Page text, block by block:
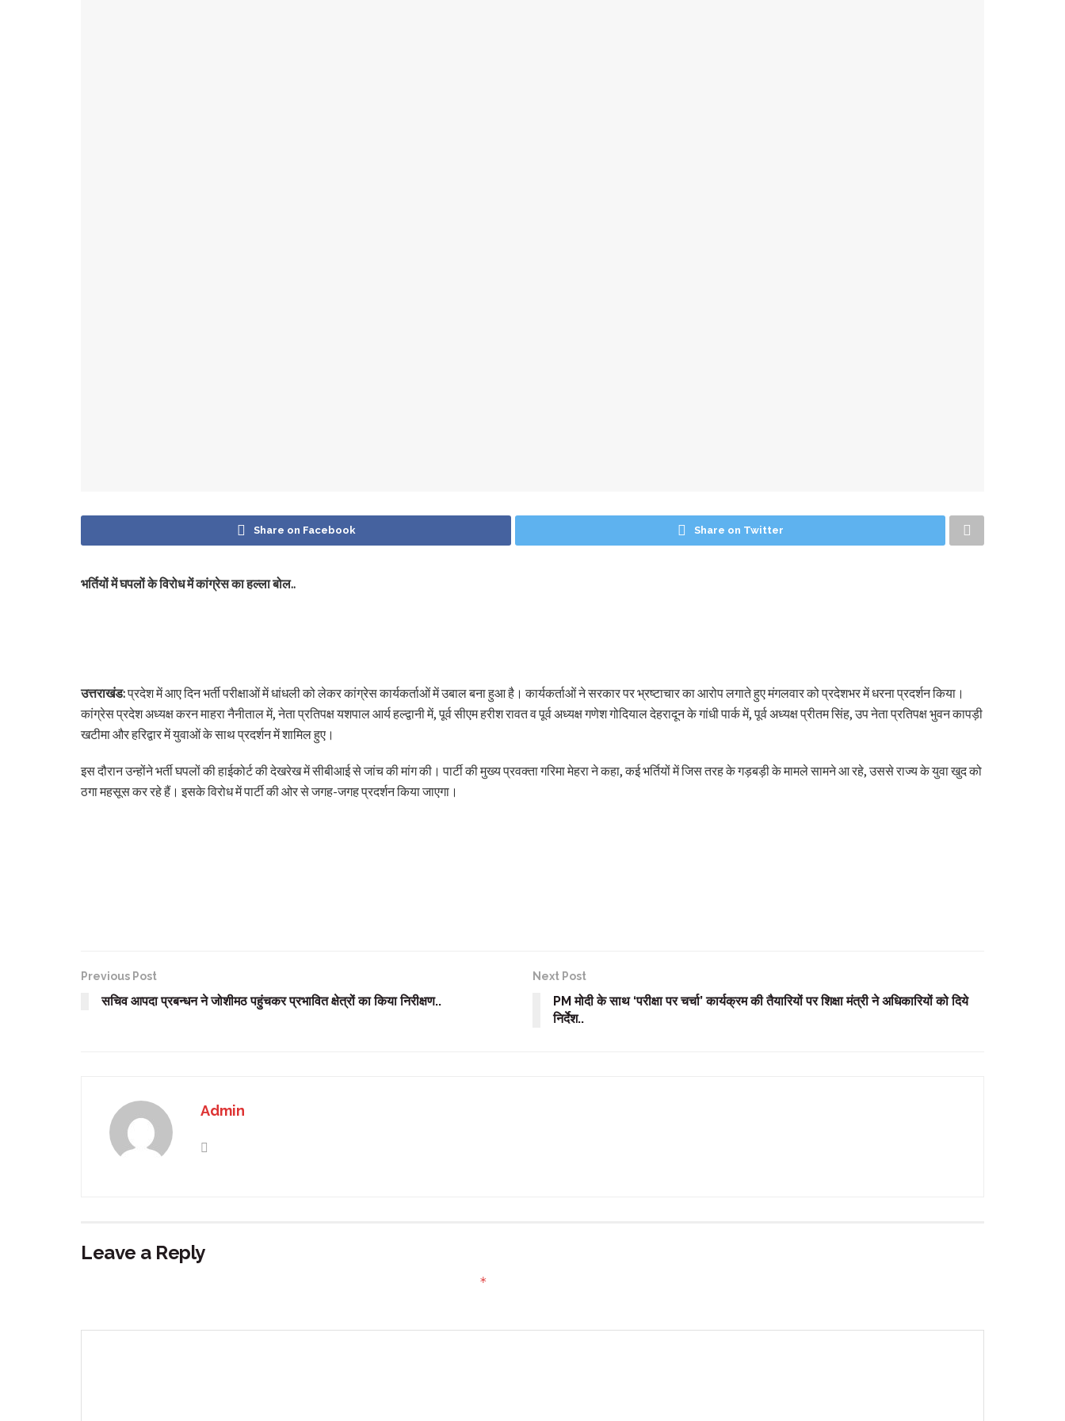
Share on Facebook Share on Twitter
भर्तियों में घपलों के विरोध में कांग्रेस का हल्ला बोल..
उत्तराखंड:प्रदेश में आए दिन भर्ती परीक्षाओं में धांधली को लेकर कांग्रेस कार्यकर्ताओं में उबाल बना हुआ है। कार्यकर्ताओं ने सरकार पर भ्रष्टाचार का आरोप लगाते हुए मंगलवार को प्रदेशभर में धरना प्रदर्शन किया।
कांग्रेस प्रदेश अध्यक्ष करन माहरा नैनीताल में, नेता प्रतिपक्ष यशपाल आर्य हल्द्वानी में, पूर्व सीएम हरीश रावत व पूर्व अध्यक्ष गणेश गोदियाल देहरादून के गांधी पार्क में, पूर्व अध्यक्ष प्रीतम सिंह, उप नेता प्रतिपक्ष भुवन कापड़ी
खटीमा और हरिद्वार में युवाओं के साथ प्रदर्शन में शामिल हुए।
इस दौरान उन्होंने भर्ती घपलों की हाईकोर्ट की देखरेख में सीबीआई से जांच की मांग की। पार्टी की मुख्य प्रवक्ता गरिमा मेहरा ने कहा, कई भर्तियों में जिस तरह के गड़बड़ी के मामले सामने आ रहे, उससे राज्य के युवा खुद को
ठगा महसूस कर रहे हैं। इसके विरोध में पार्टी की ओर से जगह-जगह प्रदर्शन किया जाएगा।
Previous Post
सचिव आपदा प्रबन्धन ने जोशीमठ पहुंचकर प्रभावित क्षेत्रों का किया निरीक्षण..
Next Post
PM मोदी के साथ ‘परीक्षा पर चर्चा’ कार्यक्रम की तैयारियों पर शिक्षा मंत्री ने अधिकारियों को दिये
निर्देश..
Admin
Leave a Reply
*